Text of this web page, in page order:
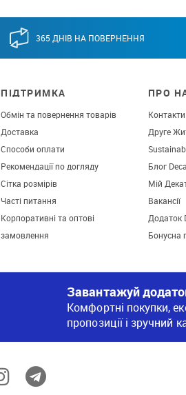
365 ДНІВ НА ПОВЕРНЕННЯ
ПІДТРИМКА
Обмін та повернення товарів
Доставка
Способи оплати
Рекомендації по догляду
Сітка розмірів
Часті питання
Корпоративні та оптові
замовлення
ПРО
Контакти
Друге
Блог
Мій
Вакансії
Додаток
Бонусна
Завантажуй
Комфортні покупки,
пропозиції і зручний